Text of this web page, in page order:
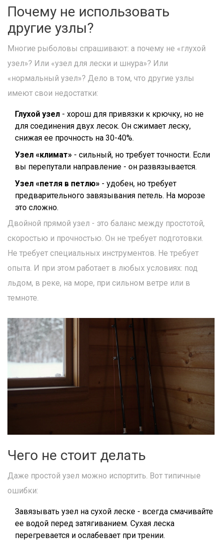
Почему не использовать
другие узлы?
Многие рыболовы спрашивают: а почему не «глухой
узел»? Или «узел для лески и шнура»? Или
«нормальный узел»? Дело в том, что другие узлы
имеют свои недостатки:
Глухой узел - хорош для привязки к крючку, но не
для соединения двух лесок. Он сжимает леску,
снижая ее прочность на 30-40%.
Узел «климат» - сильный, но требует точности. Если
вы перепутали направление - он развязывается.
Узел «петля в петлю» - удобен, но требует
предварительного завязывания петель. На морозе
это сложно.
Двойной прямой узел - это баланс между простотой,
скоростью и прочностью. Он не требует подготовки.
Не требует специальных инструментов. Не требует
опыта. И при этом работает в любых условиях: под
льдом, в реке, на море, при сильном ветре или в
темноте.
Чего не стоит делать
Даже простой узел можно испортить. Вот типичные
ошибки:
Завязывать узел на сухой леске - всегда смачивайте
ее водой перед затягиванием. Сухая леска
перегревается и ослабевает при трении.